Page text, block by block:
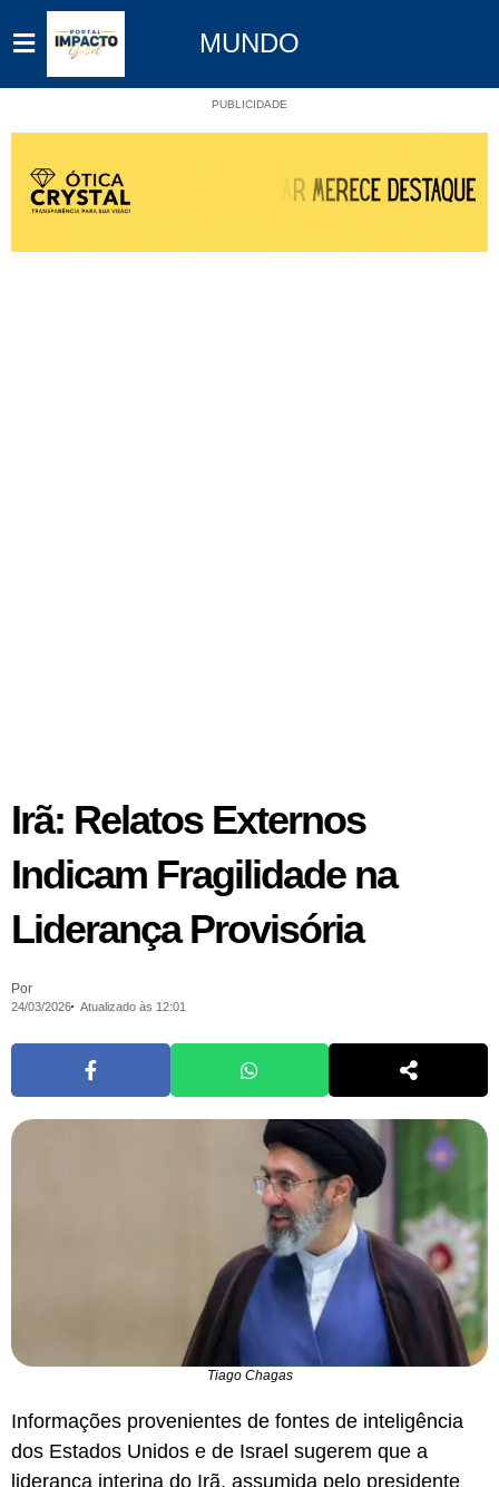
MUNDO
PUBLICIDADE
Irã: Relatos Externos
Indicam Fragilidade na
Liderança Provisória
Por
24/03/2026 Atualizado às 12:01
Tiago Chagas
Informações provenientes de fontes de inteligência
dos Estados Unidos e de Israel sugerem que a
liderança interina do Irã, assumida pelo presidente